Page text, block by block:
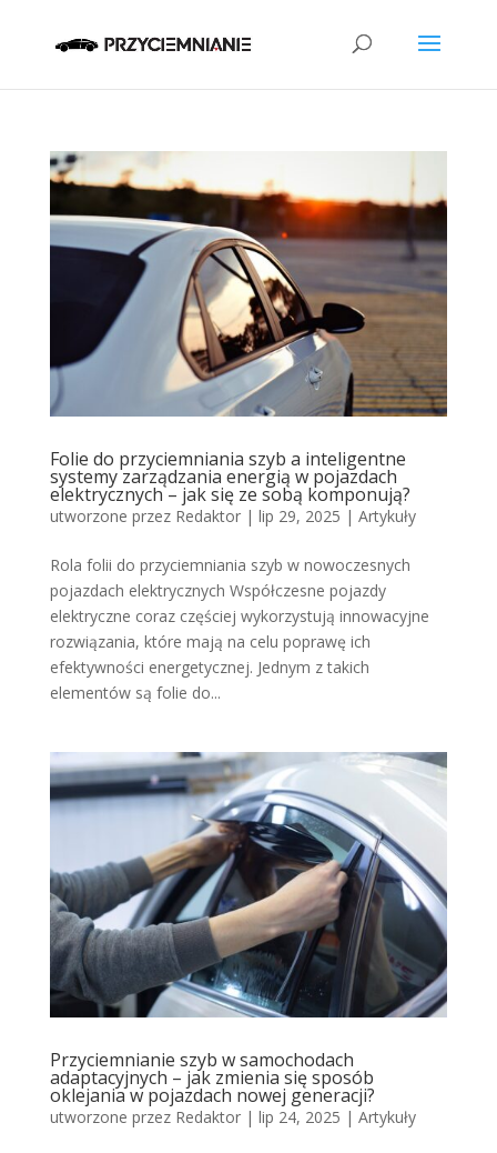
Folie do przyciemniania szyb a inteligentne
systemy zarządzania energią w pojazdach
elektrycznych – jak się ze sobą komponują?
utworzone przez Redaktor| lip 29, 2025 | Artykuły
Rola folii do przyciemniania szyb w nowoczesnych
pojazdach elektrycznych Współczesne pojazdy
elektryczne coraz częściej wykorzystują innowacyjne
rozwiązania, które mają na celu poprawę ich
efektywności energetycznej. Jednym z takich
elementów są folie do...
Przyciemnianie szyb w samochodach
adaptacyjnych – jak zmienia się sposób
oklejania w pojazdach nowej generacji?
utworzone przez Redaktor| lip 24, 2025 | Artykuły